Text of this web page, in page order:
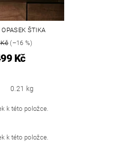
OPASEK ŠTIKA
(–16 %)
Kč
0.21 kg
k této položce.
k této položce.